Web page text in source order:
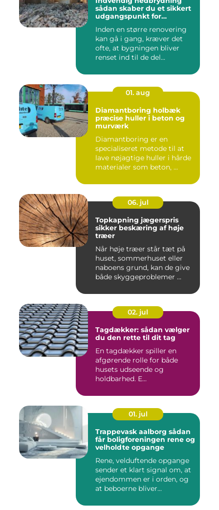
sådan skaber du et sikkert
udgangspunkt for
Inden en større renovering
kan gå i gang, kræver det
ofte, at bygningen bliver
renset ind til de del...
01. aug
Diamantboring holbæk
præcise huller i beton og
murværk
Diamantboring er en
specialiseret metode til at
lave nøjagtige huller i hårde
materialer som beton, ...
06. jul
Topkapning jægerspris
sikker beskæring af høje
træer
Når høje træer står tæt på
huset, sommerhuset eller
naboens grund, kan de give
både skyggeproblemer ...
02. jul
Tagdækker: sådan vælger
du den rette til dit tag
En tagdækker spiller en
afgørende rolle for både
husets udseende og
holdbarhed. E...
01. jul
Trappevask aalborg sådan
får boligforeningen rene og
velholdte opgange
Rene, velduftende opgange
sender et klart signal om, at
ejendommen er i orden, og
at beboerne bliver...